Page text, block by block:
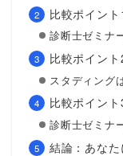
比較ポイン
診断士ゼミナ
比較ポイン
スタディング
比較ポイン
診断士ゼミナ
結論：あなた